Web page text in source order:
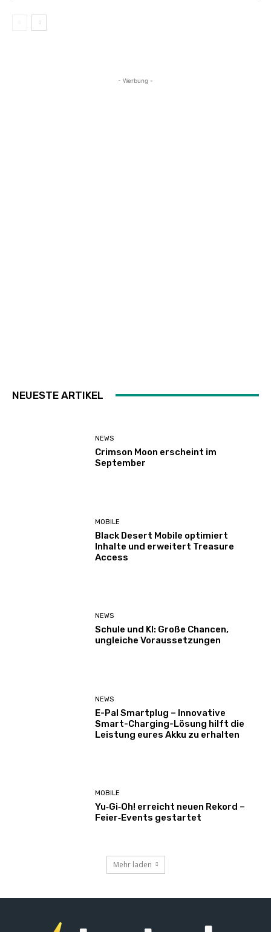
- Werbung -
NEUESTE ARTIKEL
NEWS
Crimson Moon erscheint im
September
MOBILE
Black Desert Mobile optimiert
Inhalte und erweitert Treasure
Access
NEWS
Schule und KI: Große Chancen,
ungleiche Voraussetzungen
NEWS
E-Pal Smartplug – Innovative
Smart-Charging-Lösung hilft die
Leistung eures Akku zu erhalten
MOBILE
Yu‑Gi‑Oh! erreicht neuen Rekord –
Feier‑Events gestartet
Mehr laden